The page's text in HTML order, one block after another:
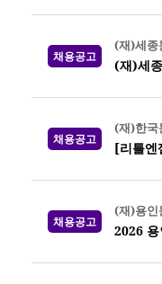
채용공고
(재)세종
(재)세
채용공고
(재)한국
[리틀엔
채용공고
(재)용인
2026